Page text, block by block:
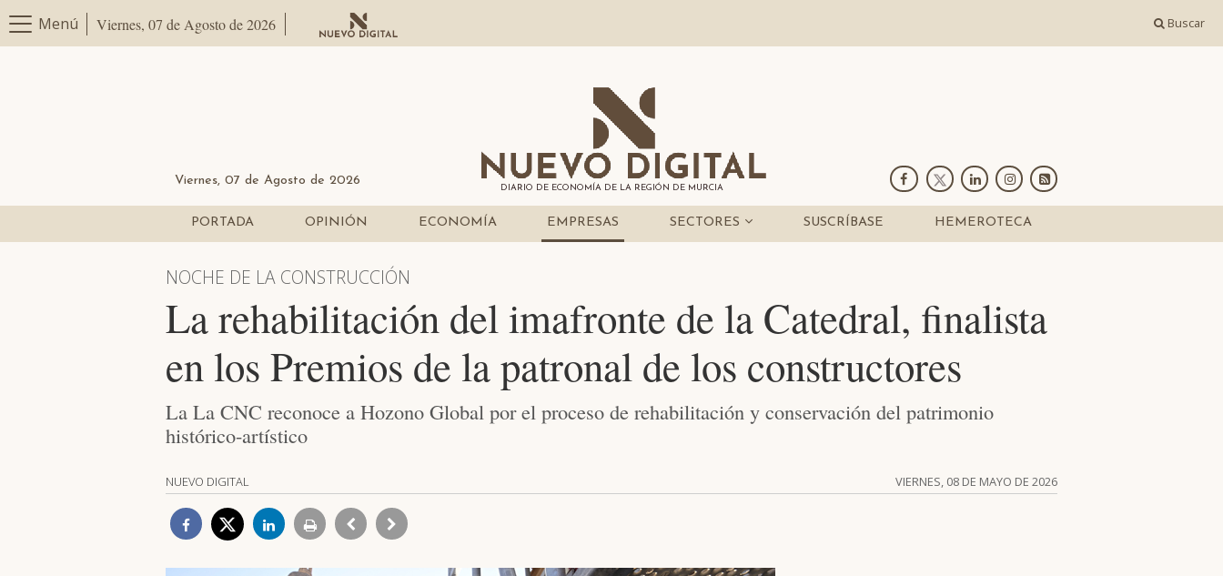
Menú Viernes, 07 de Agosto de 2026 Buscar
Viernes, 07 de Agosto de 2026
DIARIO DE ECONOMÍA DE LA REGIÓN DE MURCIA
PORTADA OPINIÓN ECONOMÍA EMPRESAS SECTORES SUSCRÍBASE HEMEROTECA
NOCHE DE LA CONSTRUCCIÓN
La rehabilitación del imafronte de la Catedral, finalista
en los Premios de la patronal de los constructores
La La CNC reconoce a Hozono Global por el proceso de rehabilitación y conservación del patrimonio
histórico-artístico
NUEVO DIGITAL VIERNES, 08 DE MAYO DE 2026